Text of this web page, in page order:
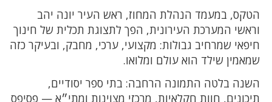
הטקס, במעמד הנהלת המחוז, ראש העיר יונה יהב
וראשי המערכת העירונית, הפך לתצוגת תכלית של חינוך
חיפאי שמרחיב גבולות: מקצועי, ערכי, מחבק, ובעיקר כזה
שמאמין שילד הוא עולם ומלואו.
השנה בלטה התמונה הרחבה: בתי ספר יסודיים,
תיכונים, חוות חקלאיות, מרכזי מצוינות ומתי״א — פסיפס